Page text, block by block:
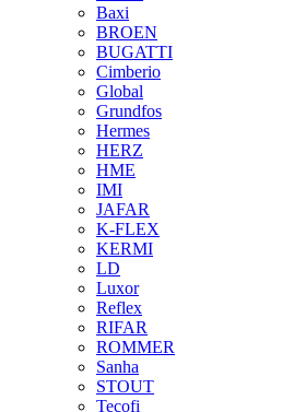
Baxi
BROEN
BUGATTI
Cimberio
Global
Grundfos
Hermes
HERZ
HME
IMI
JAFAR
K-FLEX
KERMI
LD
Luxor
Reflex
RIFAR
ROMMER
Sanha
STOUT
Tecofi